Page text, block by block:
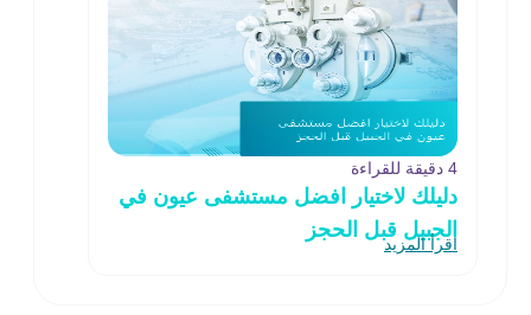
4 دقيقة للقراءة
دليلك لاختيار افضل مستشفى عيون في
الجبيل قبل الحجز
اقرأ المزيد